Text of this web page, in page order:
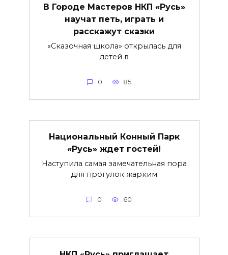
В Городе Мастеров НКП «Русь»
научат петь, играть и
расскажут сказки
«Сказочная школа» открылась для
детей в
0 85
Национальный Конный Парк
«Русь» ждет гостей!
Наступила самая замечательная пора
для прогулок жарким
0 60